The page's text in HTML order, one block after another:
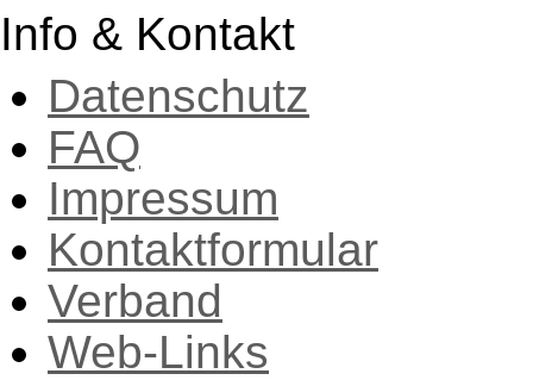
Info & Kontakt
Datenschutz
FAQ
Impressum
Kontaktformular
Verband
Web-Links